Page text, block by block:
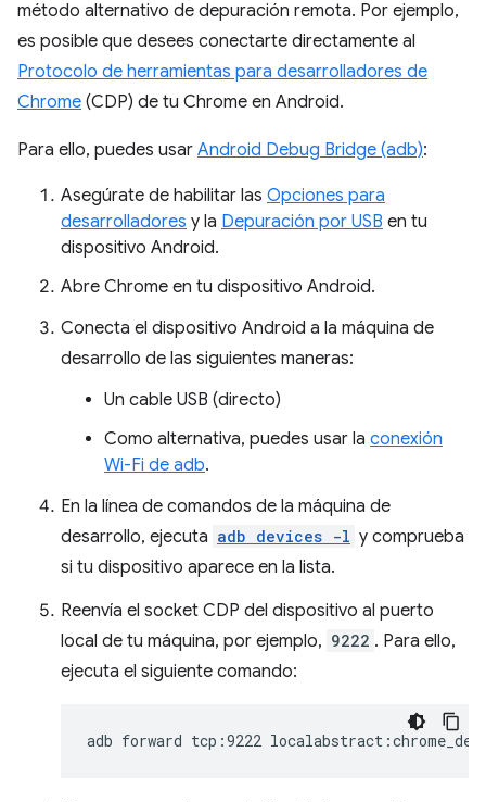
método alternativo de depuración remota. Por ejemplo,
es posible que desees conectarte directamente al
Protocolo de herramientas para desarrolladores de
Chrome (CDP) de tu Chrome en Android.
Para ello, puedes usar Android Debug Bridge (adb):
Asegúrate de habilitar las Opciones para
desarrolladores y la Depuración por USB en tu
dispositivo Android.
Abre Chrome en tu dispositivo Android.
Conecta el dispositivo Android a la máquina de
desarrollo de las siguientes maneras:
Un cable USB (directo)
Como alternativa, puedes usar la conexión
Wi-Fi de adb.
En la línea de comandos de la máquina de
desarrollo, ejecuta adb devices -l y comprueba
si tu dispositivo aparece en la lista.
Reenvía el socket CDP del dispositivo al puerto
local de tu máquina, por ejemplo, 9222 . Para ello,
ejecuta el siguiente comando:
adb forward tcp:9222